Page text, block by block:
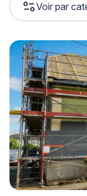
Voir par